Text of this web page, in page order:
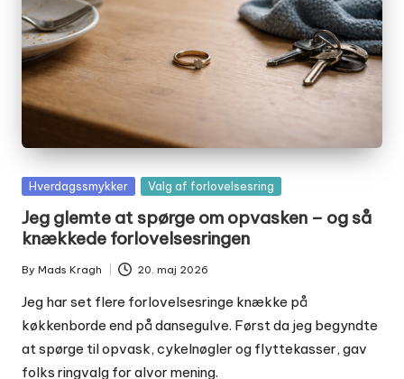
Posted
Hverdagssmykker Valg af forlovelsesring
Jeg glemte at spørge om opvasken – og så
knækkede forlovelsesringen
Posted
by
By Mads Kragh 20. maj 2026
Jeg har set flere forlovelsesringe knække på
køkkenborde end på dansegulve. Først da jeg begyndte
at spørge til opvask, cykelnøgler og flyttekasser, gav
folks ringvalg for alvor mening.